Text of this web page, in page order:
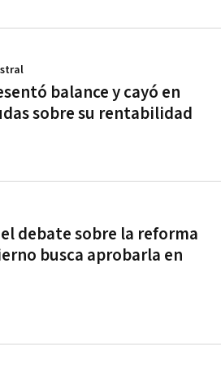
balance y cayó en
sobre su rentabilidad
debate sobre la reforma
busca aprobarla en